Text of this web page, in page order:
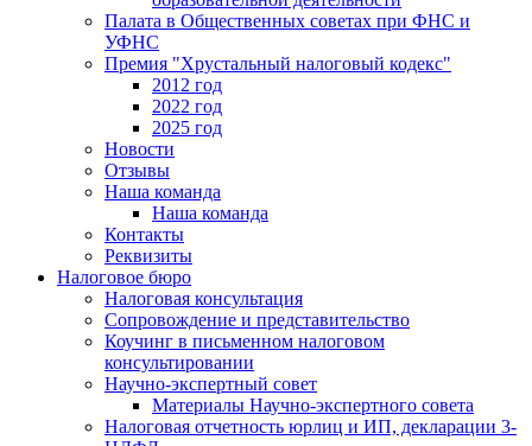
Палата в Общественных советах при ФНС и
УФНС
Премия "Хрустальный налоговый кодекс"
2012 год
2022 год
2025 год
Новости
Отзывы
Наша команда
Наша команда
Контакты
Реквизиты
Налоговое бюро
Налоговая консультация
Cопровождение и представительство
Коучинг в письменном налоговом
консультировании
Научно-экспертный совет
Материалы Научно-экспертного совета
Налоговая отчетность юрлиц и ИП, декларации 3-